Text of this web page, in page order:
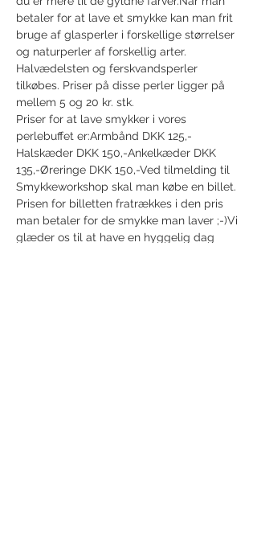
betaler for at lave et smykke kan man frit
bruge af glasperler i forskellige størrelser
og naturperler af forskellig arter.
Halvædelsten og ferskvandsperler
tilkøbes. Priser på disse perler ligger på
mellem 5 og 20 kr. stk.
Priser for at lave smykker i vores
perlebuffet er:Armbånd DKK 125,-
Halskæder DKK 150,-Ankelkæder DKK
135,-Øreringe DKK 150,-Ved tilmelding til
Smykkeworkshop skal man købe en billet.
Prisen for billetten fratrækkes i den pris
man betaler for de smykke man laver ;-)Vi
glæder os til at have en hyggelig dag